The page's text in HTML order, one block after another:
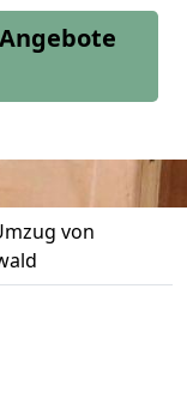
von